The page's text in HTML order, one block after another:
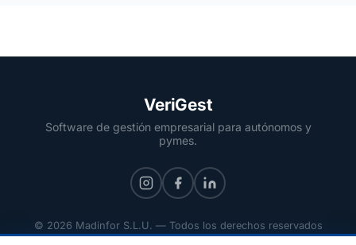
VeriGest
Software de gestión empresarial para autónomos y
pymes.
© 2026 Madinfor S.L.U. — Todos los derechos reservados